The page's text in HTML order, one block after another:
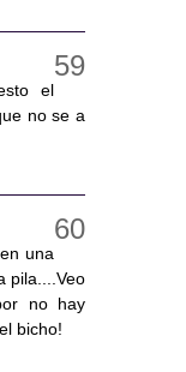
el
no se a
una
pila....Veo
no hay
bicho!